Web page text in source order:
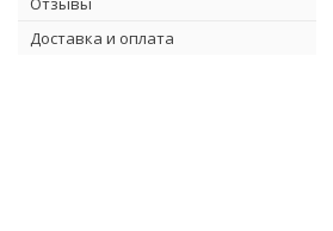
Доставка и оплата